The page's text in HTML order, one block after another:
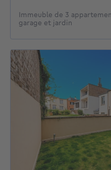
Immeuble de 3
garage et jardin